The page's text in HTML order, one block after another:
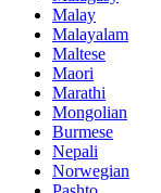
Malay
Malayalam
Maltese
Maori
Marathi
Mongolian
Burmese
Nepali
Norwegian